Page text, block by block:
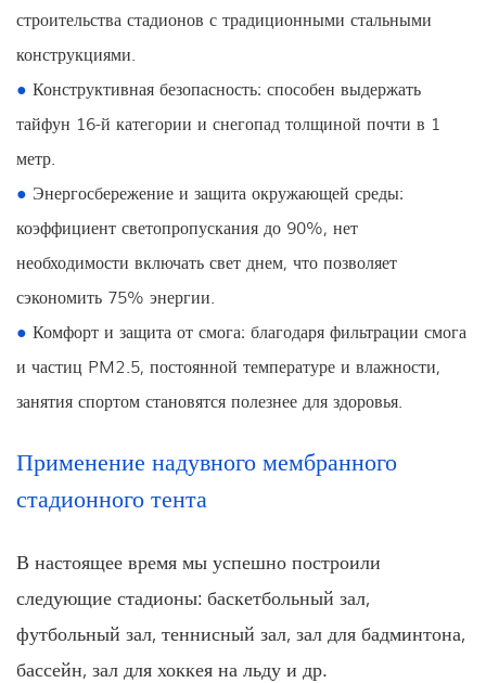
строительства стадионов с традиционными стальными
конструкциями.
● Конструктивная безопасность: способен выдержать
тайфун 16-й категории и снегопад толщиной почти в 1
метр.
● Энергосбережение и защита окружающей среды:
коэффициент светопропускания до 90%, нет
необходимости включать свет днем, что позволяет
сэкономить 75% энергии.
● Комфорт и защита от смога: благодаря фильтрации смога
и частиц PM2.5, постоянной температуре и влажности,
занятия спортом становятся полезнее для здоровья.
Применение надувного мембранного
стадионного тента
В настоящее время мы успешно построили
следующие стадионы: баскетбольный зал,
футбольный зал, теннисный зал, зал для бадминтона,
бассейн, зал для хоккея на льду и др.